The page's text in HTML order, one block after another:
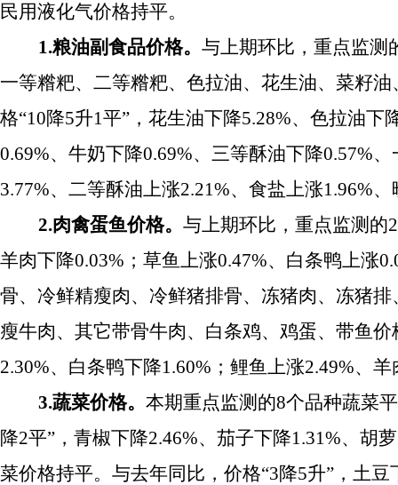
民用液化气价格持平。
1.粮油副食品价格。 与上期环比，重点监测
一等糌粑、二等糌粑、色拉油、花生油、菜籽
格“10降5升1平” ，花生油下降5.28%、色拉油
0.69%、牛奶下降0.69%、三等酥油下降0.57%
3.77%、二等酥油上涨2.21%、食盐上涨1.96%
2.肉禽蛋鱼价格。 与上期环比，重点监测的
羊肉下降0.03%；草鱼上涨0.47%、白条鸭上涨
骨、冷鲜精瘦肉、冷鲜猪排骨、冻猪肉、冻猪
瘦牛肉、其它带骨牛肉、白条鸡、鸡蛋、带鱼
2.30%、白条鸭下降1.60%；鲤鱼上涨2.49%、
3.蔬菜价格。 本期重点监测的8个品种蔬菜
降2平” ，青椒下降2.46%、茄子下降1.31%、胡
菜价格持平。与去年同比，价格“3降5升” ，土